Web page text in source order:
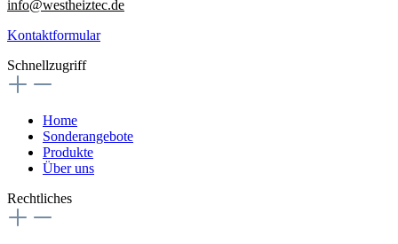
info@westheiztec.de
Kontaktformular
Schnellzugriff
Home
Sonderangebote
Produkte
Über uns
Rechtliches